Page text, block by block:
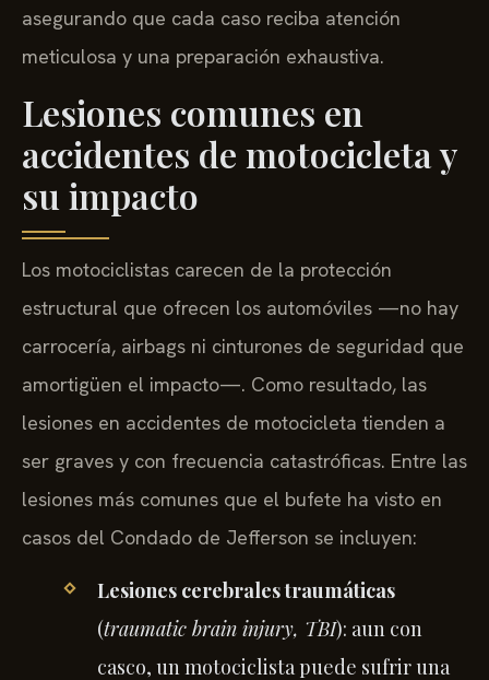
asegurando que cada caso reciba atención
meticulosa y una preparación exhaustiva.
Lesiones comunes en
accidentes de motocicleta y
su impacto
Los motociclistas carecen de la protección
estructural que ofrecen los automóviles —no hay
carrocería, airbags ni cinturones de seguridad que
amortigüen el impacto—. Como resultado, las
lesiones en accidentes de motocicleta tienden a
ser graves y con frecuencia catastróficas. Entre las
lesiones más comunes que el bufete ha visto en
casos del Condado de Jefferson se incluyen:
Lesiones cerebrales traumáticas
(traumatic brain injury, TBI): aun con
casco, un motociclista puede sufrir una